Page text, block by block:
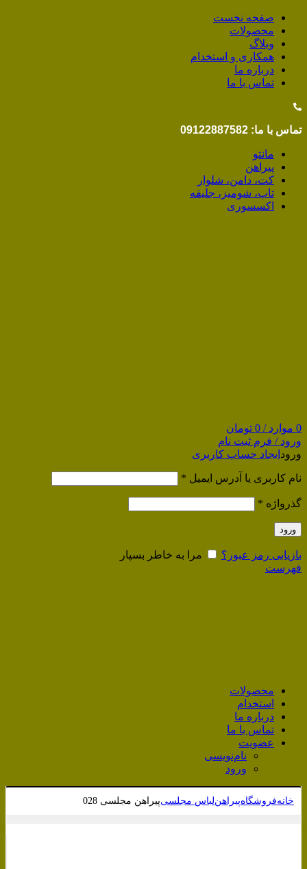
صفحه نخست
محصولات
وبلاگ
همکاری و استخدام
درباره ما
تماس با ما
تماس با ما: 09122887582
مانتو
پیراهن
کت، دامن، شلوار
تاپ، شومیز، جلیقه
اکسسوری
0 موارد /
0 تومان
ورود / فرم ثبت نام
ورود ایجاد حساب کاربری
نام کاربری یا آدرس ایمیل *
گذرواژه *
ورود
بازیابی رمز عبور؟
مرا به خاطر بسپار
فهرست
محصولات
استخدام
درباره ما
تماس با ما
عضویت
نام‌نویسی
ورود
خانهفروشگاهپیراهنلباس مجلسیپیراهن مجلسی 028